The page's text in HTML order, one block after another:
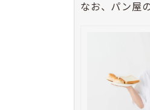
なお、パン屋